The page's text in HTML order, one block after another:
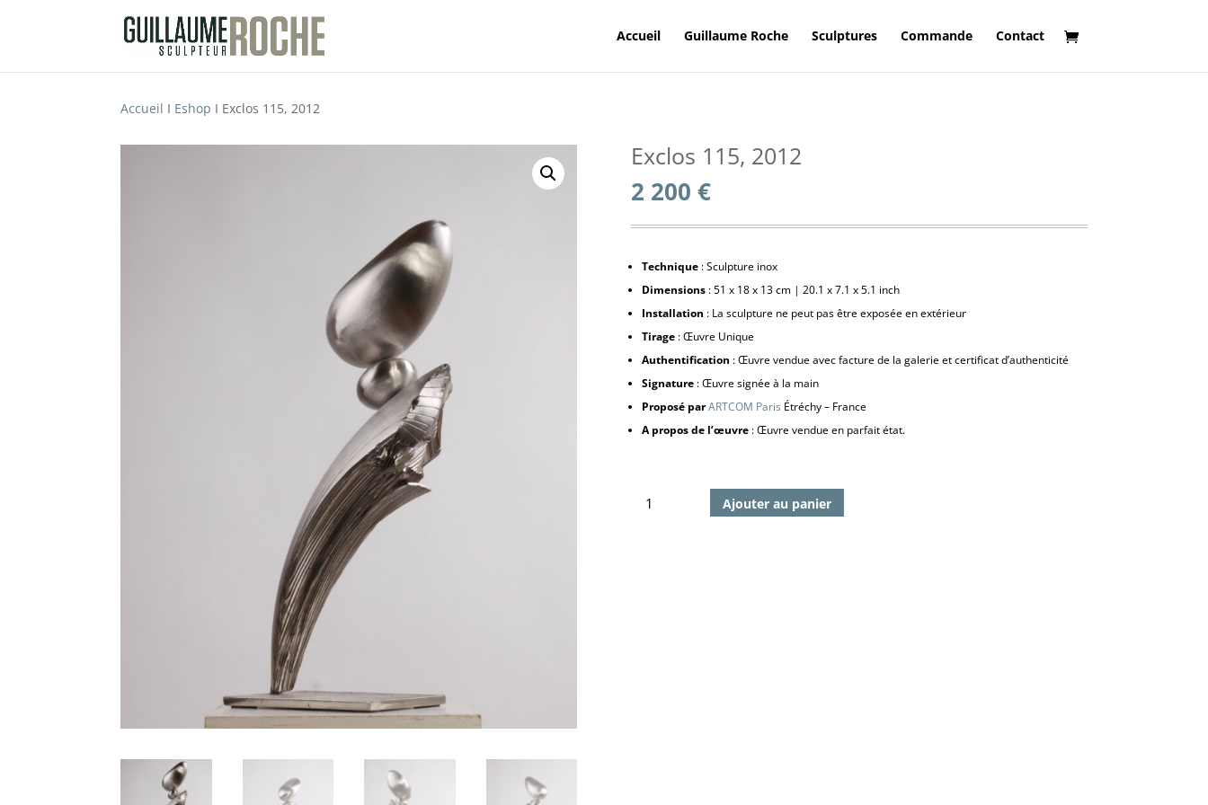
Accueil Guillaume Roche Sculptures Commande Contact
Accueil I Eshop I Exclos 115, 2012
Exclos 115, 2012
2 200 €
Technique: Sculpture inox
Dimensions: 51 x 18 x 13 cm | 20.1 x 7.1 x 5.1 inch
Installation : La sculpture ne peut pas être exposée en extérieur
Tirage: Œuvre Unique
Authentification : Œuvre vendue avec facture de la galerie et certificat d’authenticité
Signature: Œuvre signée à la main
Proposé par ARTCOM Paris Étréchy – France
A propos de l’œuvre: Œuvre vendue en parfait état.
quantité
Ajouter au panier